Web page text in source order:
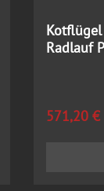
Radlauf
Regulärer
571,20 €